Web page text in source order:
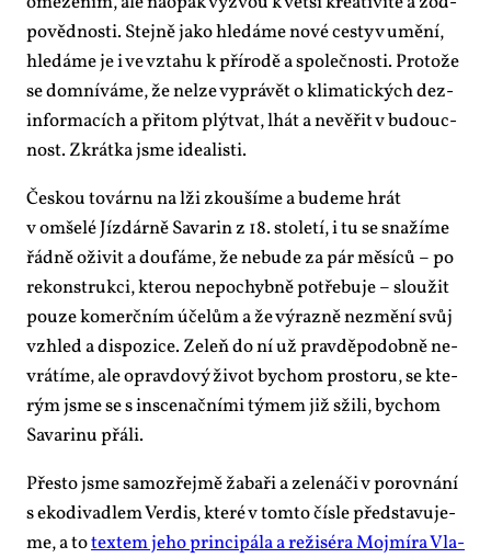
po­věd­nos­ti. Stej­ně ja­ko hle­dá­me no­vé ces­ty v umě­ní,
hle­dá­me je i ve vzta­hu k pří­ro­dě a spo­leč­nos­ti. Pro­to­že
se do­mní­vá­me, že nelze vy­prá­vět o kli­ma­tic­kých dez­
in­for­ma­cích a při­tom plýtvat, lhát a ne­vě­řit v bu­douc­
nost. Zkrát­ka jsme ide­a­lis­ti.
Čes­kou to­vár­nu na lži zkou­ší­me a bu­de­me hrát
v omše­lé Jízdár­ně Sa­va­rin z 18. sto­le­tí, i tu se sna­ží­me
řád­ně oži­vit a dou­fá­me, že ne­bu­de za pár mě­sí­ců – po
re­kon­struk­ci, kte­rou ne­po­chyb­ně po­tře­bu­je – slou­žit
pou­ze ko­merč­ním úče­lům a že vý­raz­ně ne­změ­ní svůj
vzhled a dis­po­zi­ce. Ze­leň do ní už prav­dě­po­dob­ně ne­
vrá­tí­me, ale oprav­do­vý ži­vot bychom pro­sto­ru, se kte­
rým jsme se s in­sce­nač­ní­mi tý­mem již sži­li, bychom
Sa­va­ri­nu přá­li.
Přes­to jsme sa­mo­zřej­mě ža­ba­ři a ze­le­ná­či v po­rov­ná­ní
s eko­di­va­dlem Ver­dis, kte­ré v tom­to čís­le před­sta­vu­je­
me, a totex­tem je­ho prin­ci­pá­la a re­ži­sé­ra Mojmí­ra Vla­